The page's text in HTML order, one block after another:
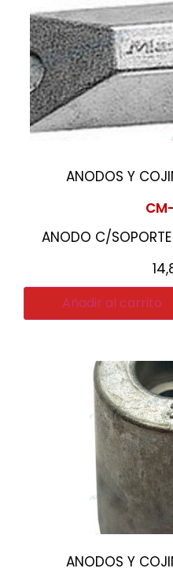
ANODOS Y
ANODO C/
Añadir al carrito
ANODOS Y